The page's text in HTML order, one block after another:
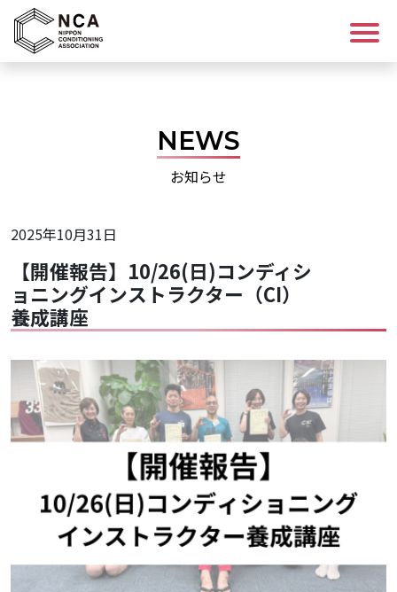
講座を探す
NCAについて
メンバーズマガジン
アクセス
お問い合わせ
NEWS
お知らせ
2025年10月31日
【開催報告】10/26(日)コンディシ
ョニングインストラクター（CI）
養成講座